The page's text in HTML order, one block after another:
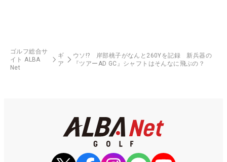
ゴルフ総合サ
イト ALBA
Net
ギ
ア
ウソ!? 岸部桃子がなんと260Yを記録 新兵器の
『ツアーAD GC』シャフトはそんなに飛ぶの？